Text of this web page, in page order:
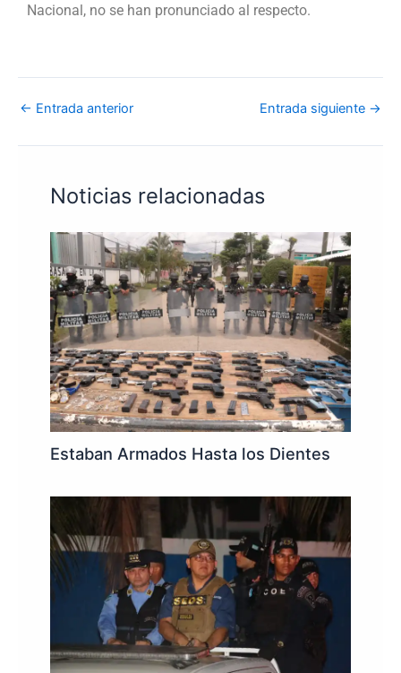
Nacional, no se han pronunciado al respecto.
← Entrada anterior Entrada siguiente →
Noticias relacionadas
Estaban Armados Hasta los Dientes